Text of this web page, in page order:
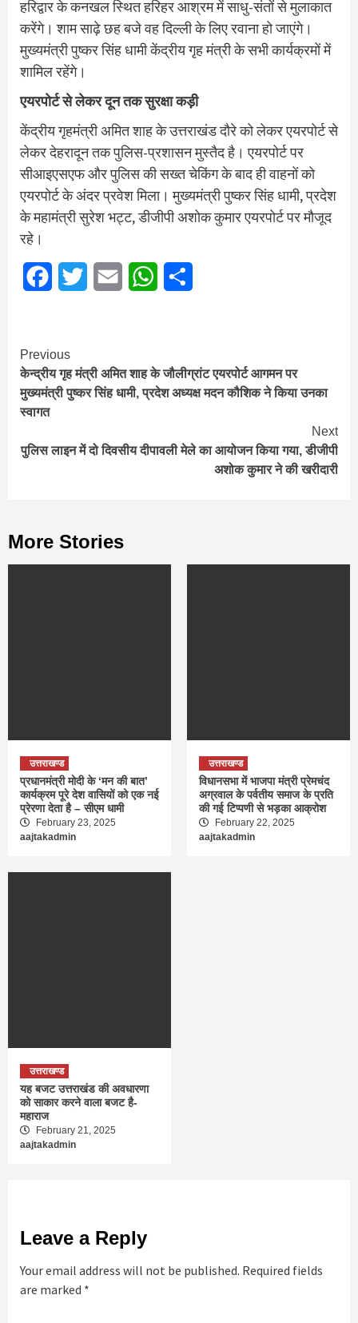
हरिद्वार के कनखल स्थित हरिहर आश्रम में साधु-संतों से मुलाकात
करेंगे। शाम साढ़े छह बजे वह दिल्ली के लिए रवाना हो जाएंगे।
मुख्‍यमंत्री पुष्‍कर सिंह धामी केंद्रीय गृह मंत्री के सभी कार्यक्रमों में
शामिल रहेंगे।
एयरपोर्ट से लेकर दून तक सुरक्षा कड़ी
केंद्रीय गृहमंत्री अमित शाह के उत्तराखंड दौरे को लेकर एयरपोर्ट से
लेकर देहरादून तक पुलिस-प्रशासन मुस्तैद है। एयरपोर्ट पर
सीआइएसएफ और पुलिस की सख्त चेकिंग के बाद ही वाहनों को
एयरपोर्ट के अंदर प्रवेश मिला। मुख्यमंत्री पुष्कर सिंह धामी, प्रदेश
के महामंत्री सुरेश भट्ट, डीजीपी अशोक कुमार एयरपोर्ट पर मौजूद
रहे।
FacebookTwitter Email WhatsApp
Continue
Reading
Previous
केन्द्रीय गृह मंत्री अमित शाह के जौलीग्रांट एयरपोर्ट आगमन पर
मुख्यमंत्री पुष्कर सिंह धामी, प्रदेश अध्यक्ष मदन कौशिक ने किया उनका
स्वागत
Next
पुलिस लाइन में दो दिवसीय दीपावली मेले का आयोजन किया गया, डीजीपी
अशोक कुमार ने की खरीदारी
More Stories
उत्तराखण्ड
प्रधानमंत्री मोदी के ‘मन की बात’
कार्यक्रम पूरे देश वासियों को एक नई
प्रेरणा देता है – सीएम धामी
February 23, 2025
aajtakadmin
उत्तराखण्ड
विधानसभा में भाजपा मंत्री प्रेमचंद
अग्रवाल के पर्वतीय समाज के प्रति
की गई टिप्पणी से भड़का आक्रोश
February 22, 2025
aajtakadmin
उत्तराखण्ड
यह बजट उत्तराखंड की अवधारणा
को साकार करने वाला बजट है-
महाराज
February 21, 2025
aajtakadmin
Leave a Reply
Your email address will not be published. Required fields
are marked *